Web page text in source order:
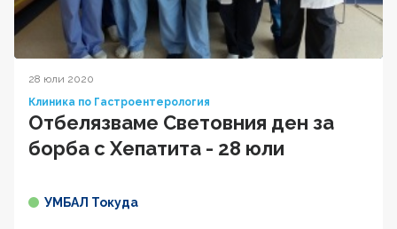
28 юли 2020
Клиника по Гастроентерология
Отбелязваме Световния ден за
борба с Хепатита - 28 юли
УМБАЛ Токуда